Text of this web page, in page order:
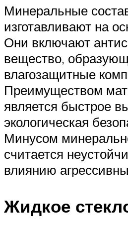
Минеральные
изготавливают на
Они включают
вещество,
влагозащитные
Преимуществом
является быстрое
экологическая
Минусом
считается
влиянию
Жидкое